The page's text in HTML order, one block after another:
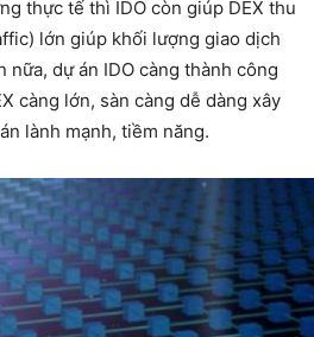
thực tế thì IDO còn giúp DEX thu
lớn giúp khối lượng giao dịch
nữa, dự án IDO càng thành công
càng lớn, sàn càng dễ dàng xây
lành mạnh, tiềm năng.